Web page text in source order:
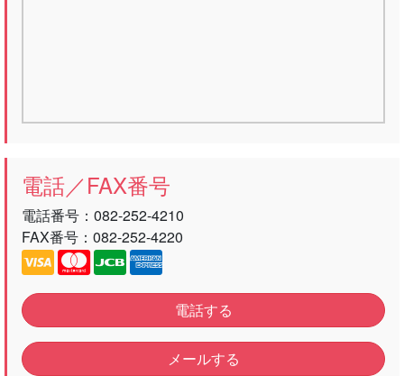
電話／FAX番号
電話番号： 082-252-4210
FAX番号：082-252-4220
電話する
メールする